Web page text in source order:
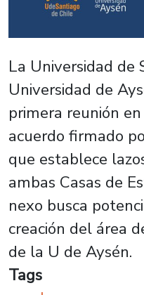
La Universidad de
Universidad de
primera reunión
acuerdo firmado
que establece
ambas Casas de
nexo busca
creación del área
de la U de Aysén.
Tags